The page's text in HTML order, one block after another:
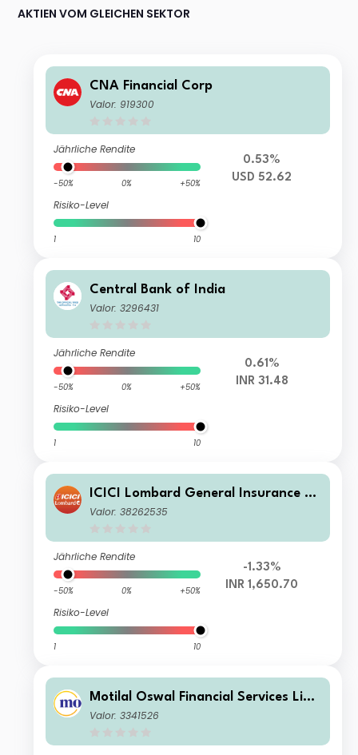
AKTIEN VOM GLEICHEN SEKTOR
CNA Financial Corp
Valor: 919300
Jährliche Rendite
-50% 0% +50%
Risiko-Level
1 10
0.53%
USD 52.62
Central Bank of India
Valor: 3296431
Jährliche Rendite
-50% 0% +50%
Risiko-Level
1 10
0.61%
INR 31.48
ICICI Lombard General Insurance C
o. Ltd.
Valor: 38262535
Jährliche Rendite
-50% 0% +50%
Risiko-Level
1 10
-1.33%
INR 1,650.70
Motilal Oswal Financial Services Limi
ted
Valor: 3341526